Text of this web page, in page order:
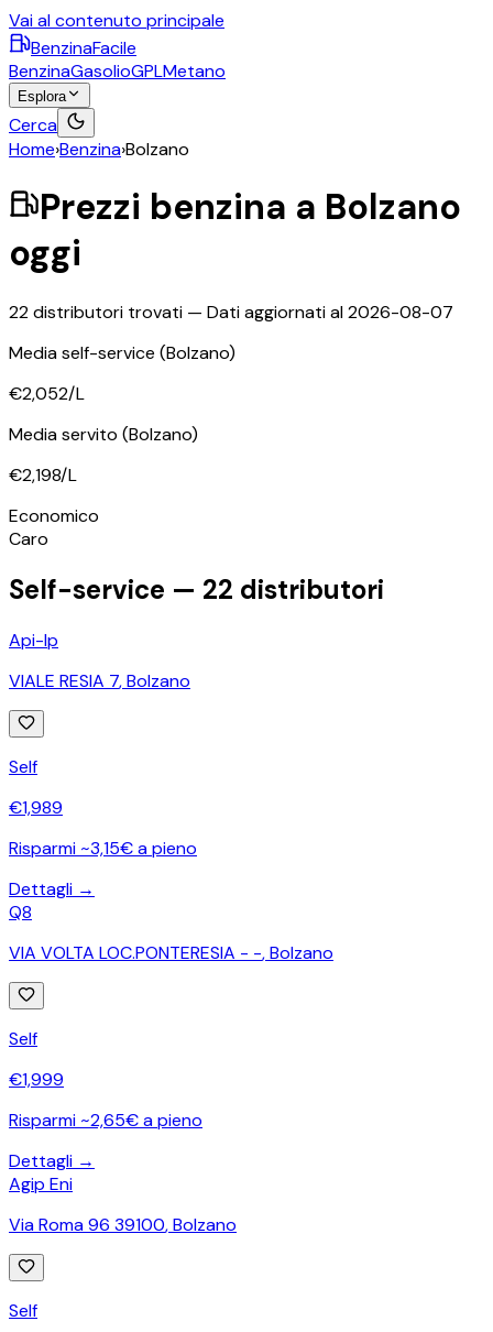
Vai al contenuto principale
BenzinaFacile
BenzinaGasolioGPLMetano
Esplora
Cerca
Home›Benzina›Bolzano
Prezzi benzina a Bolzano
oggi
22distributori trovati — Dati aggiornati al2026-08-07
Media self-service (Bolzano)
€2,052/L
Media servito (Bolzano)
€2,198/L
Economico
Caro
Self-service — 22 distributori
Api-Ip
VIALE RESIA 7,Bolzano
Self
€1,989
Risparmi ~3,15€ a pieno
Dettagli →
Q8
VIA VOLTA LOC.PONTERESIA - -,Bolzano
Self
€1,999
Risparmi ~2,65€ a pieno
Dettagli →
Agip Eni
Via Roma 96 39100,Bolzano
Self